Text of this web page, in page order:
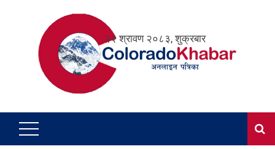
२२ श्रावण २०८३, शुक्रबार